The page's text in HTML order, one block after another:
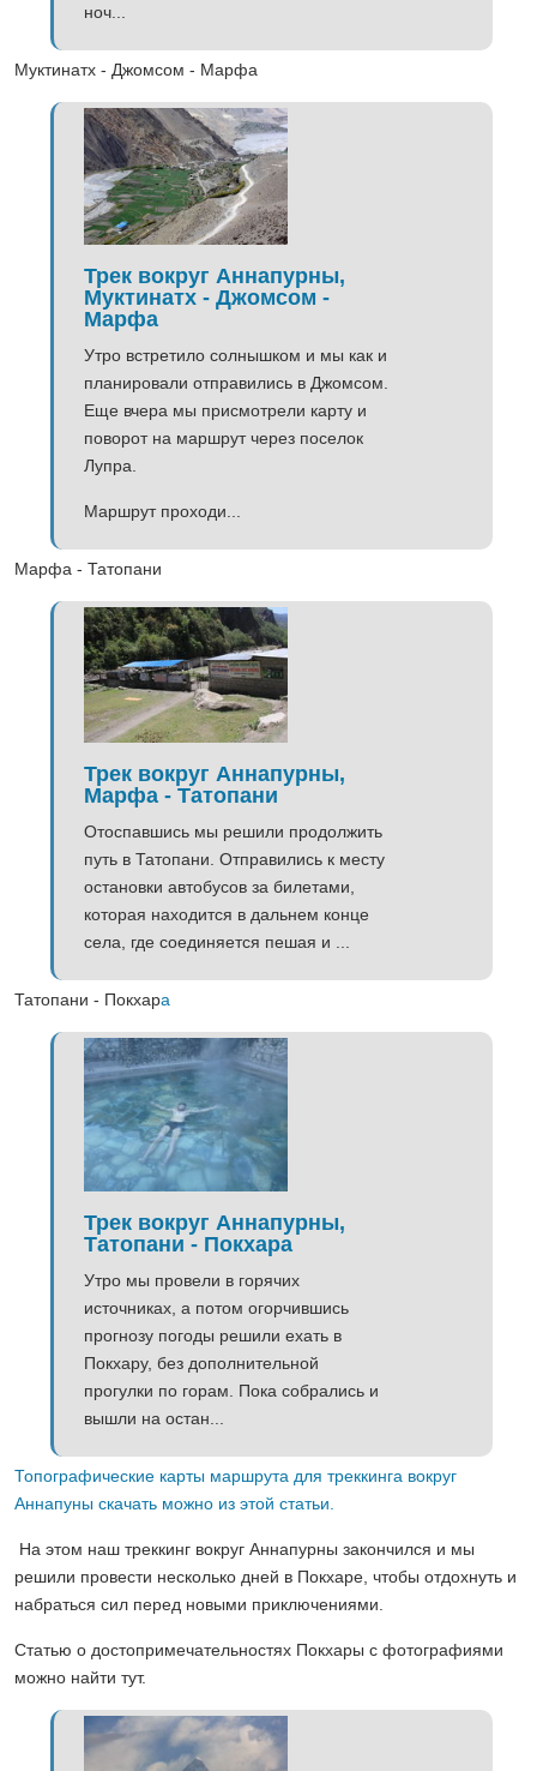
ноч...
Муктинатх - Джомсом - Марфа
Трек вокруг Аннапурны,
Муктинатх - Джомсом -
Марфа
Утро встретило солнышком и мы как и
планировали отправились в Джомсом.
Еще вчера мы присмотрели карту и
поворот на маршрут через поселок
Лупра.
Маршрут проходи...
Марфа - Татопани
Трек вокруг Аннапурны,
Марфа - Татопани
Отоспавшись мы решили продолжить
путь в Татопани. Отправились к месту
остановки автобусов за билетами,
которая находится в дальнем конце
села, где соединяется пешая и ...
Татопани - Покхара
Трек вокруг Аннапурны,
Татопани - Покхара
Утро мы провели в горячих
источниках, а потом огорчившись
прогнозу погоды решили ехать в
Покхару, без дополнительной
прогулки по горам. Пока собрались и
вышли на остан...
Топографические карты маршрута для треккинга вокруг
Аннапуны скачать можно из этой статьи.
На этом наш треккинг вокруг Аннапурны закончился и мы
решили провести несколько дней в Покхаре, чтобы отдохнуть и
набраться сил перед новыми приключениями.
Статью о достопримечательностях Покхары с фотографиями
можно найти тут.